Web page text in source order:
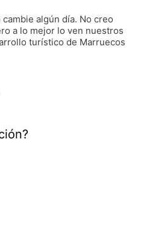
algún día. No creo
a lo mejor lo ven nuestros
turístico de Marruecos